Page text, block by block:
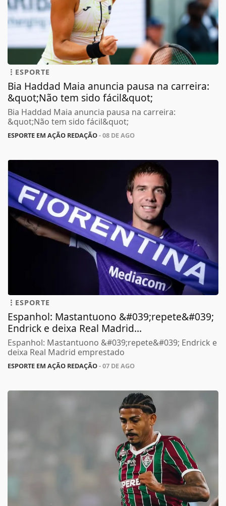
ESPORTE
Bia Haddad Maia anuncia pausa na carreira:
&quot;Não tem sido fácil&quot;
Bia Haddad Maia anuncia pausa na carreira:
&quot;Não tem sido fácil&quot;
ESPORTE EM AÇÃO REDAÇÃO- 08 DE AGO
ESPORTE
Espanhol: Mastantuono &#039;repete&#039;
Endrick e deixa Real Madrid...
Espanhol: Mastantuono &#039;repete&#039; Endrick e
deixa Real Madrid emprestado
ESPORTE EM AÇÃO REDAÇÃO- 07 DE AGO